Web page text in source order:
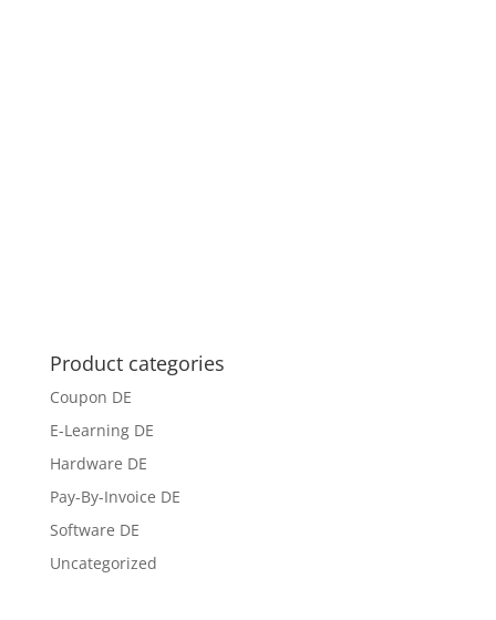
Product categories
Coupon DE
E-Learning DE
Hardware DE
Pay-By-Invoice DE
Software DE
Uncategorized